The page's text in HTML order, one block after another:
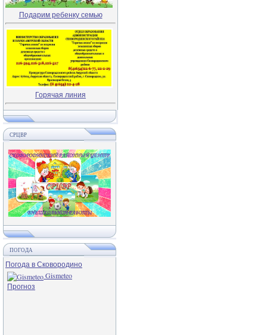
Подарим ребенку семью
Горячая линия
СРЦВР
ПОГОДА
Погода в Сковородино
Gismeteo
Прогноз